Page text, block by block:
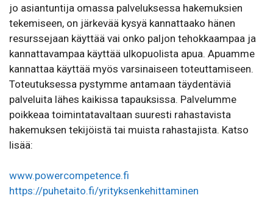
jo asiantuntija omassa palveluksessa hakemuksien
tekemiseen, on järkevää kysyä kannattaako hänen
resurssejaan käyttää vai onko paljon tehokkaampaa ja
kannattavampaa käyttää ulkopuolista apua. Apuamme
kannattaa käyttää myös varsinaiseen toteuttamiseen.
Toteutuksessa pystymme antamaan täydentäviä
palveluita lähes kaikissa tapauksissa. Palvelumme
poikkeaa toimintatavaltaan suuresti rahastavista
hakemuksen tekijöistä tai muista rahastajista. Katso
lisää:
www.powercompetence.fi
https://puhetaito.fi/yrityksenkehittaminen